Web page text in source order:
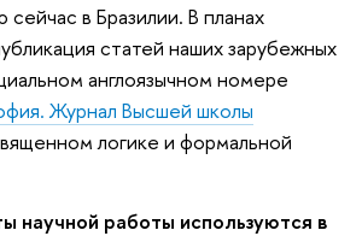
в Бразилии. В планах
статей наших зарубежных
англоязычном номере
Журнал Высшей школы
логике и формальной
научной работы используются в